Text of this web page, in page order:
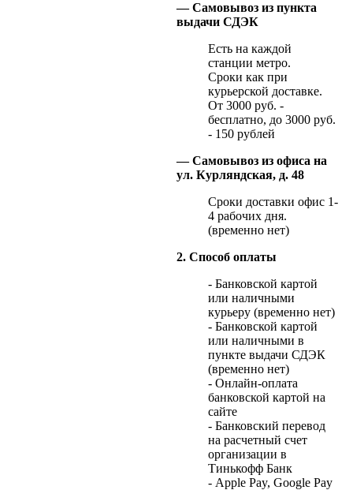
— Самовывоз из пункта
выдачи СДЭК
Есть на каждой
станции метро.
Сроки как при
курьерской доставке.
От 3000 руб. -
бесплатно, до 3000 руб.
- 150 рублей
— Самовывоз из офиса на
ул. Курляндская, д. 48
Сроки доставки офис 1-
4 рабочих дня.
(временно нет)
2. Способ оплаты
- Банковской картой
или наличными
курьеру (временно нет)
- Банковской картой
или наличными в
пункте выдачи СДЭК
(временно нет)
- Онлайн-оплата
банковской картой на
сайте
- Банковский перевод
на расчетный счет
организации в
Тинькофф Банк
- Apple Pay, Google Pay